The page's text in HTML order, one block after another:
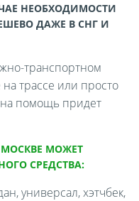
НЕОБХОДИМОСТИ
ДАЖЕ В СНГ И
транспортном
трассе или просто
помощь придет
МОСКВЕ МОЖЕТ
СРЕДСТВА:
универсал, хэтчбек,